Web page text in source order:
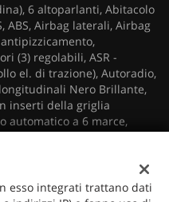
6 altoparlanti, Abitacolo
ABS, Airbag laterali, Airbag
(3) regolabili, ASR -
el. di trazione), Autoradio,
Nero Brillante,
inserti della griglia
automatico a 6 marce,
Cinture di sic. ant. con
ESP, Fanali posteriori con
esso integrati trattano dati